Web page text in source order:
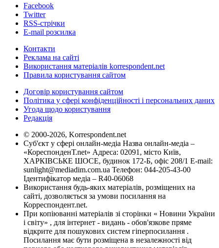
Facebook
Twitter
RSS-стрічки
E-mail розсилка
Контакти
Реклама на сайті
Використання матеріалів korrespondent.net
Правила користування сайтом
Договір користування сайтом
Політика у сфері конфіденційності і персональних даних
Угода щодо користування
Редакція
© 2000-2026, Korrespondent.net
Суб'єкт у сфері онлайн-медіа Назва онлайн-медіа –
«КореспонденТ.net» Адреса: 02091, місто Київ,
ХАРКІВСЬКЕ ШОСЕ, будинок 172-Б, офіс 208/1 E-mail:
sunlight@mediadim.com.ua Телефон: 044-205-43-00
Ідентифікатор медіа – R40-06068
Використання будь-яких матеріалів, розміщених на
сайті, дозволяється за умови посилання на
Корреспондент.net.
При копіюванні матеріалів зі сторінки « Новини України
і світу» , для інтернет - видань - обов'язкове пряме
відкрите для пошукових систем гіперпосилання .
Посилання має бути розміщена в незалежності від